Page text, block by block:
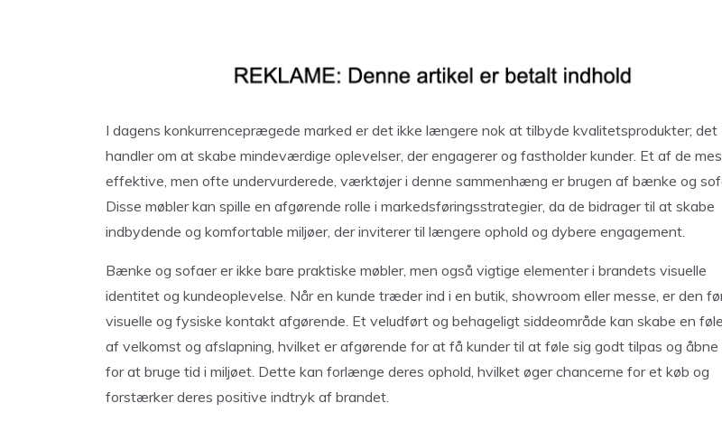
I dagens konkurrenceprægede marked er det ikke længere nok at tilbyde kvalitetsprodukter; det
handler om at skabe mindeværdige oplevelser, der engagerer og fastholder kunder. Et af de
effektive, men ofte undervurderede, værktøjer i denne sammenhæng er brugen af bænke og
Disse møbler kan spille en afgørende rolle i markedsføringsstrategier, da de bidrager til at skabe
indbydende og komfortable miljøer, der inviterer til længere ophold og dybere engagement.
Bænke og sofaer er ikke bare praktiske møbler, men også vigtige elementer i brandets visuelle
identitet og kundeoplevelse. Når en kunde træder ind i en butik, showroom eller messe, er den
visuelle og fysiske kontakt afgørende. Et veludført og behageligt siddeområde kan skabe en
af velkomst og afslapning, hvilket er afgørende for at få kunder til at føle sig godt tilpas og åbne
for at bruge tid i miljøet. Dette kan forlænge deres ophold, hvilket øger chancerne for et køb og
forstærker deres positive indtryk af brandet.